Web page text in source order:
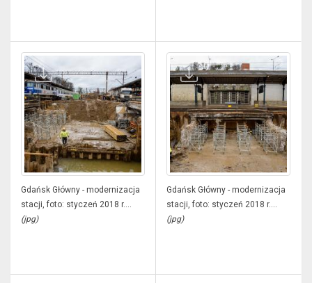
Gdańsk Główny - modernizacja
stacji, foto: styczeń 2018 r....
(jpg)
Gdańsk Główny - modernizacja
stacji, foto: styczeń 2018 r....
(jpg)